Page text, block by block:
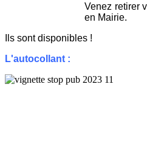
Venez retirer
en Mairie.
Ils sont disponibles !
L'autocollant :